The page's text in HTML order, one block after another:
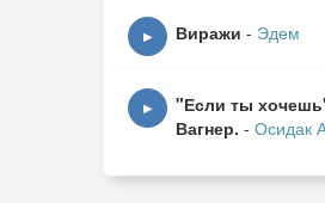
▶ Виражи - Эдем
▶
"Если ты
Вагнер. - Осидак